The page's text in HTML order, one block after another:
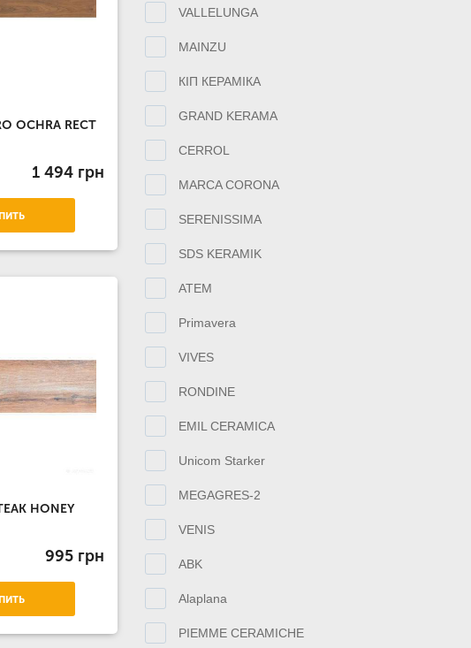
OCHRA RECT
1 494 грн
HONEY
995 грн
VALLELUNGA
MAINZU
КІП КЕРАМІКА
GRAND KERAMA
CERROL
MARCA CORONA
SERENISSIMA
SDS KERAMIK
АТЕМ
Primavera
VIVES
RONDINE
EMIL CERAMICA
Unicom Starker
MEGAGRES-2
VENIS
ABK
Alaplana
PIEMME CERAMICHE